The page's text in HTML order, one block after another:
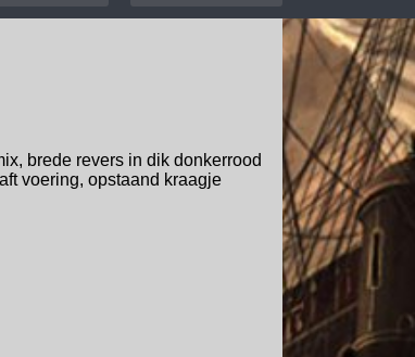
brede revers in dik donkerrood
voering, opstaand kraagje